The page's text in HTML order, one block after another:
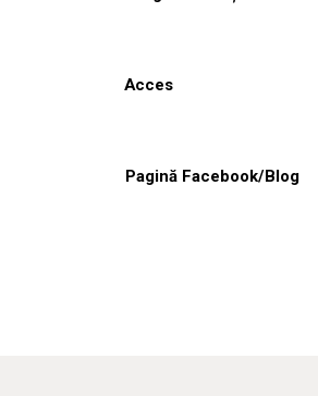
Acces
Pagină Facebook/Blog